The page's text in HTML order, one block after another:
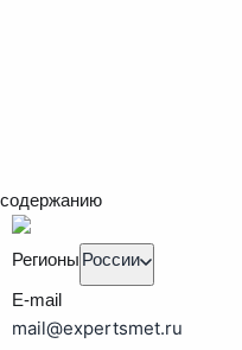
содержанию
Регионы России
E-mail
mail@expertsmet.ru